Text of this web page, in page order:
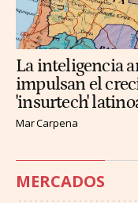
La inteligencia
impulsan el
'insurtech'
Mar Carpena
MERCADOS